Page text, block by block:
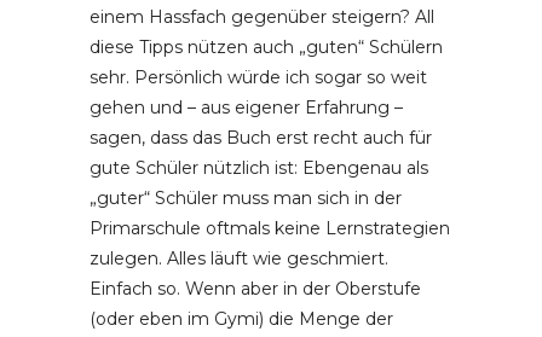
einem Hassfach gegenüber steigern? All
diese Tipps nützen auch „guten“ Schülern
sehr. Persönlich würde ich sogar so weit
gehen und – aus eigener Erfahrung –
sagen, dass das Buch erst recht auch für
gute Schüler nützlich ist: Ebengenau als
„guter“ Schüler muss man sich in der
Primarschule oftmals keine Lernstrategien
zulegen. Alles läuft wie geschmiert.
Einfach so. Wenn aber in der Oberstufe
(oder eben im Gymi) die Menge der